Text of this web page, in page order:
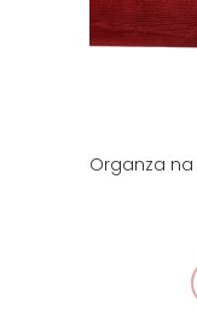
Organza